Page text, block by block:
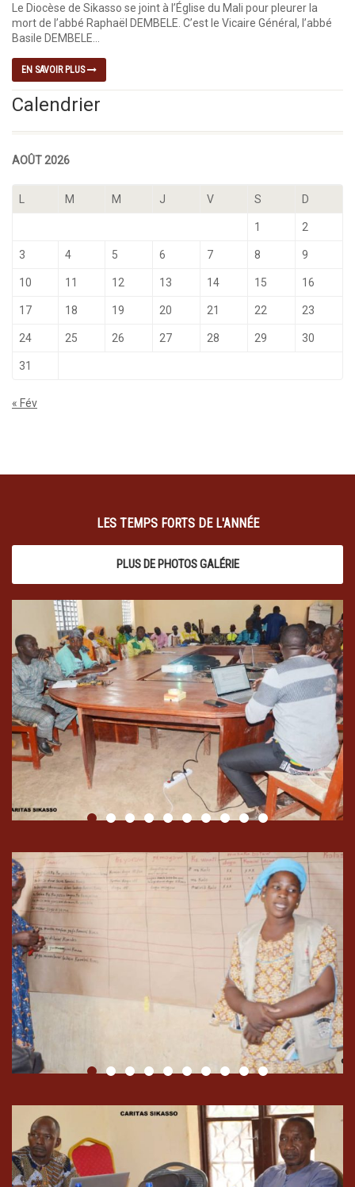
Le Diocèse de Sikasso se joint à l’Église du Mali pour pleurer la
mort de l’abbé Raphaël DEMBELE. C’est le Vicaire Général, l’abbé
Basile DEMBELE...
EN SAVOIR PLUS
Calendrier
AOÛT 2026
M M J V S D
1 2
3 4 5 6 7 8 9
10 11 12 13 14 15 16
17 18 19 20 21 22 23
24 25 26 27 28 29 30
31
« Fév
LES TEMPS FORTS DE L'ANNÉE
PLUS DE PHOTOS GALÉRIE